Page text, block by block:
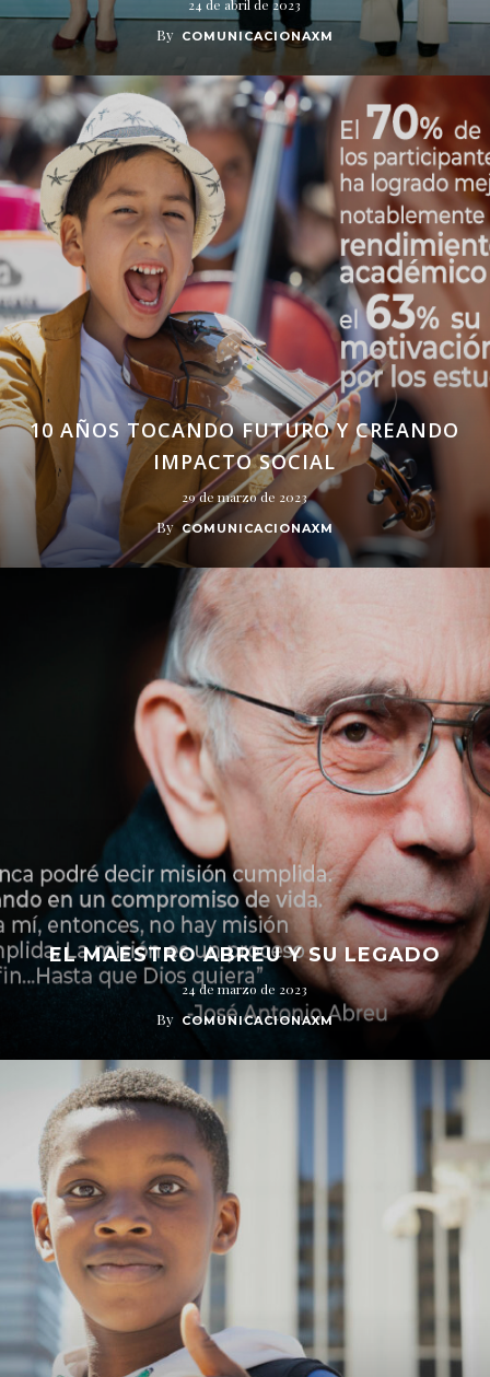
24 de abril de 2023
By COMUNICACIONAXM
10 AÑOS TOCANDO FUTURO Y CREANDO
IMPACTO SOCIAL
29 de marzo de 2023
By COMUNICACIONAXM
EL MAESTRO ABREU Y SU LEGADO
24 de marzo de 2023
By COMUNICACIONAXM